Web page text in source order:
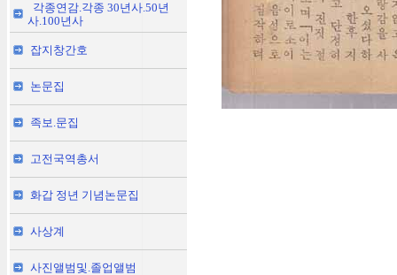
각종연감.각종 30년사.50년
사.100년사
잡지창간호
논문집
족보.문집
고전국역총서
화갑 정년 기념논문집
사상계
사진앨범및.졸업앨범